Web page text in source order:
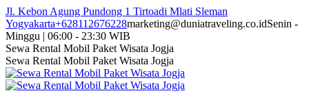
Skip
to
content
Jl. Kebon Agung Pundong 1 Tirtoadi Mlati Sleman
Yogyakarta+628112676228marketing@duniatraveling.co.idSenin -
Minggu | 06:00 - 23:30 WIB
Facebook
page
opens
in
Twitter
page
opens
in
Instagram
page
opens
in
YouTube
page
opens
in
Sewa Rental Mobil Paket Wisata Jogja
Sewa Rental Mobil Paket Wisata Jogja